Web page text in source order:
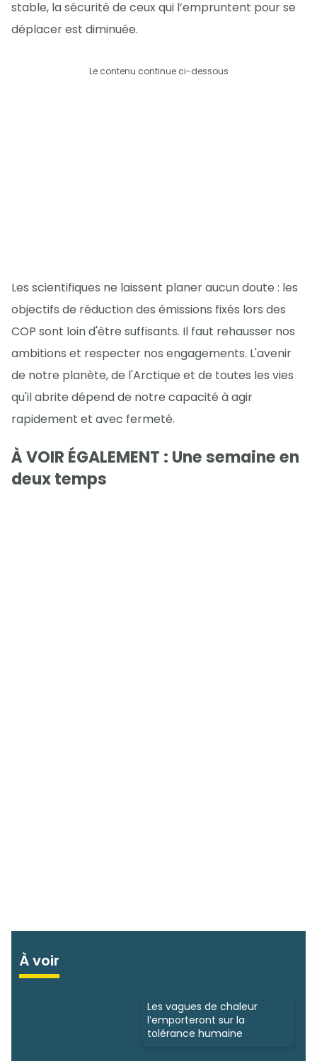
stable, la sécurité de ceux qui l’empruntent pour se
déplacer est diminuée.
Le contenu continue ci-dessous
Les scientifiques ne laissent planer aucun doute : les
objectifs de réduction des émissions fixés lors des
COP sont loin d'être suffisants. Il faut rehausser nos
ambitions et respecter nos engagements. L'avenir
de notre planète, de l'Arctique et de toutes les vies
qu'il abrite dépend de notre capacité à agir
rapidement et avec fermeté.
À VOIR ÉGALEMENT : Une semaine en
deux temps
À voir
Les vagues de chaleur
l’emporteront sur la
tolérance humaine